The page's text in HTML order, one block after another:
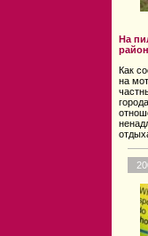
На
Как
на